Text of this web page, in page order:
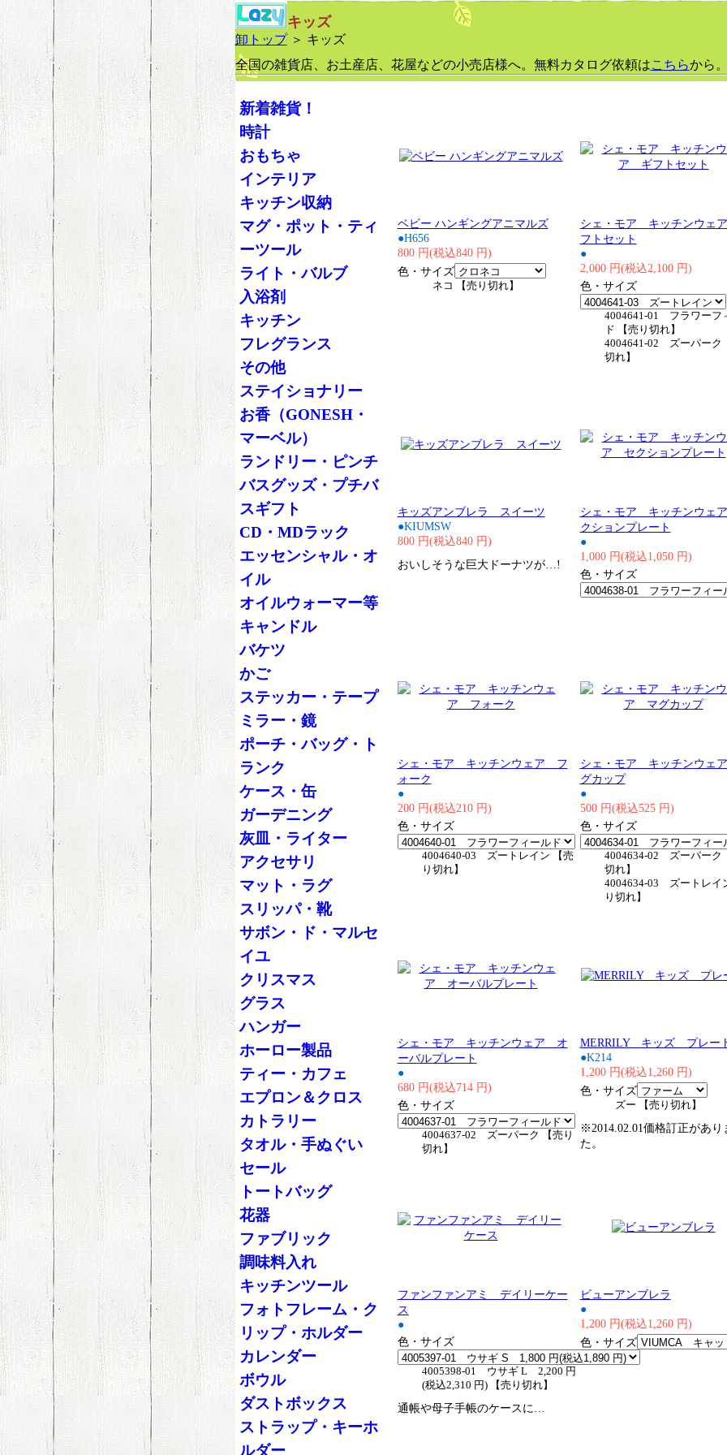
キッズ
卸トップ＞ キッズ
全国の雑貨店、お土産店、花屋などの小売店様へ。無料カタログ依頼はこちらから
ベビー ハンギングアニマルズ
●H656
800 円(税込840 円)
色・サイズ
ネコ 【売り切れ】
シェ・モア キッチンウェ
フトセット
●
2,000 円(税込2,100 円)
色・サイズ
4004641-01 フラワーフ
ド 【売り切れ】
4004641-02 ズーパーク
切れ】
キッズアンブレラ スイーツ
●KIUMSW
800 円(税込840 円)
おいしそうな巨大ドーナツが…!
シェ・モア キッチンウェ
クションプレート
●
1,000 円(税込1,050 円)
色・サイズ
シェ・モア キッチンウェア フ
ォーク
●
200 円(税込210 円)
色・サイズ
4004640-03 ズートレイン 【売
り切れ】
シェ・モア キッチンウェ
グカップ
●
500 円(税込525 円)
色・サイズ
4004634-02 ズーパーク
切れ】
4004634-03 ズートレイ
り切れ】
シェ・モア キッチンウェア オ
ーバルプレート
●
680 円(税込714 円)
色・サイズ
4004637-02 ズーパーク 【売り
切れ】
MERRILY キッズ プレー
●K214
1,200 円(税込1,260 円)
色・サイズ
ズー 【売り切れ】
※2014.02.01価格訂正があり
た。
ファンファンアミ デイリーケー
ス
●
色・サイズ
4005398-01 ウサギ L 2,200 円
(税込2,310 円) 【売り切れ】
通帳や母子手帳のケースに…
ビューアンブレラ
●
1,200 円(税込1,260 円)
色・サイズ
新着雑貨！
時計
おもちゃ
インテリア
キッチン収納
マグ・ポット・ティ
ーツール
ライト・バルブ
入浴剤
キッチン
フレグランス
その他
ステイショナリー
お香（GONESH・
マーベル）
ランドリー・ピンチ
バスグッズ・プチバ
スギフト
CD・MDラック
エッセンシャル・オ
イル
オイルウォーマー等
キャンドル
バケツ
かご
ステッカー・テープ
ミラー・鏡
ポーチ・バッグ・ト
ランク
ケース・缶
ガーデニング
灰皿・ライター
アクセサリ
マット・ラグ
スリッパ・靴
サボン・ド・マルセ
イユ
クリスマス
グラス
ハンガー
ホーロー製品
ティー・カフェ
エプロン＆クロス
カトラリー
タオル・手ぬぐい
セール
トートバッグ
花器
ファブリック
調味料入れ
キッチンツール
フォトフレーム・ク
リップ・ホルダー
カレンダー
ボウル
ダストボックス
ストラップ・キーホ
ルダー